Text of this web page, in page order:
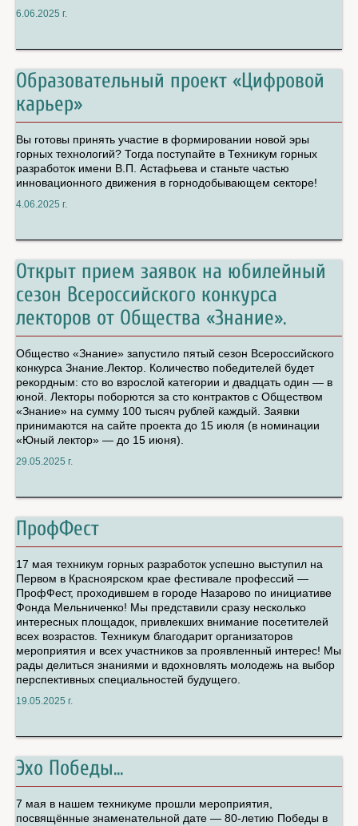
6.06.2025 г.
Образовательный проект «Цифровой
карьер»
Вы готовы принять участие в формировании новой эры
горных технологий? Тогда поступайте в Техникум горных
разработок имени В.П. Астафьева и станьте частью
инновационного движения в горнодобывающем секторе!
4.06.2025 г.
Открыт прием заявок на юбилейный
сезон Всероссийского конкурса
лекторов от Общества «Знание».
Общество «Знание» запустило пятый сезон Всероссийского
конкурса Знание.Лектор. Количество победителей будет
рекордным: сто во взрослой категории и двадцать один — в
юной. Лекторы поборются за сто контрактов с Обществом
«Знание» на сумму 100 тысяч рублей каждый. Заявки
принимаются на сайте проекта до 15 июля (в номинации
«Юный лектор» — до 15 июня).
29.05.2025 г.
ПрофФест
17 мая техникум горных разработок успешно выступил на
Первом в Красноярском крае фестивале профессий —
ПрофФест, проходившем в городе Назарово по инициативе
Фонда Мельниченко! Мы представили сразу несколько
интересных площадок, привлекших внимание посетителей
всех возрастов. Техникум благодарит организаторов
мероприятия и всех участников за проявленный интерес! Мы
рады делиться знаниями и вдохновлять молодежь на выбор
перспективных специальностей будущего.
19.05.2025 г.
Эхо Победы...
7 мая в нашем техникуме прошли мероприятия,
посвящённые знаменательной дате — 80-летию Победы в